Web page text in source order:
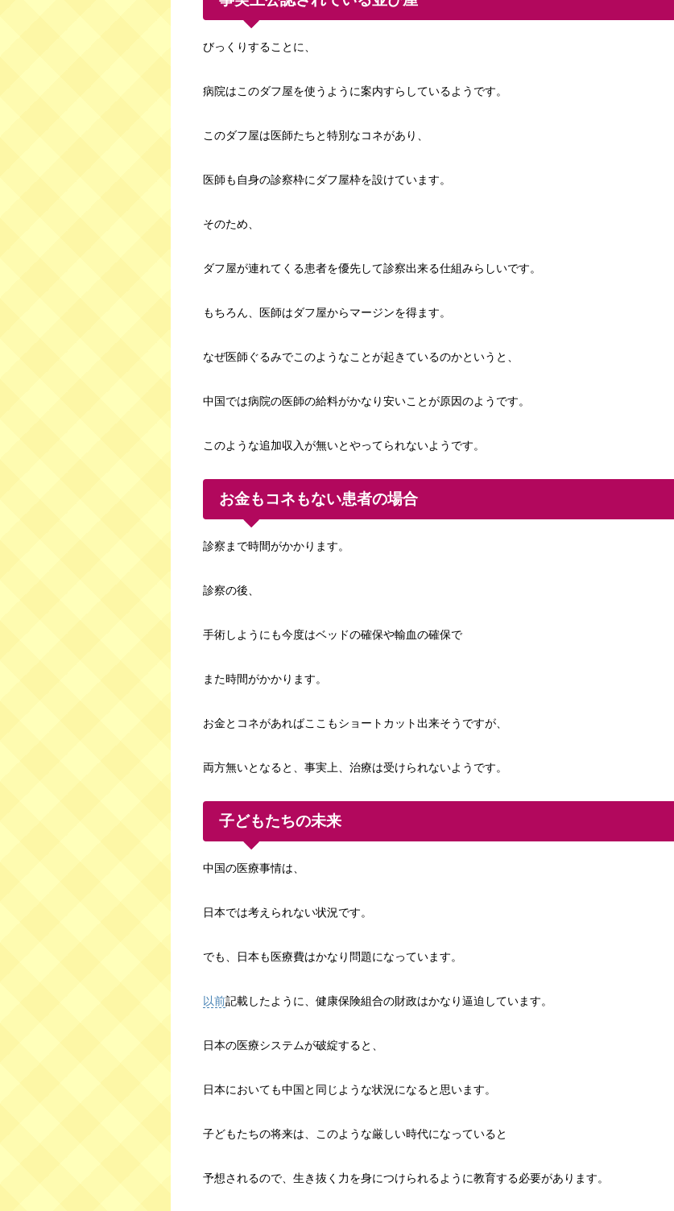
びっくりすることに、
病院はこのダフ屋を使うように案内すらしているようです。
このダフ屋は医師たちと特別なコネがあり、
医師も自身の診察枠にダフ屋枠を設けています。
そのため、
ダフ屋が連れてくる患者を優先して診察出来る仕組みらしいです。
もちろん、医師はダフ屋からマージンを得ます。
なぜ医師ぐるみでこのようなことが起きているのかというと、
中国では病院の医師の給料がかなり安いことが原因のようです。
このような追加収入が無いとやってられないようです。
お金もコネもない患者の場合
診察まで時間がかかります。
診察の後、
手術しようにも今度はベッドの確保や輸血の確保で
また時間がかかります。
お金とコネがあればここもショートカット出来そうですが、
両方無いとなると、事実上、治療は受けられないようです。
子どもたちの未来
中国の医療事情は、
日本では考えられない状況です。
でも、日本も医療費はかなり問題になっています。
以前記載したように、健康保険組合の財政はかなり逼迫しています。
日本の医療システムが破綻すると、
日本においても中国と同じような状況になると思います。
子どもたちの将来は、このような厳しい時代になっていると
予想されるので、生き抜く力を身につけられるように教育する必要があります。